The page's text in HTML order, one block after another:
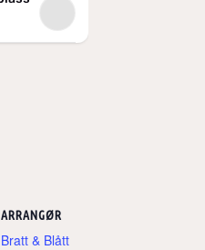
ARRANGØR
Bratt & Blått